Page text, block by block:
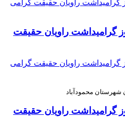
گرامیداشت راویان حقیقت
محمودآباد
گرامیداشت راویان حقیقت